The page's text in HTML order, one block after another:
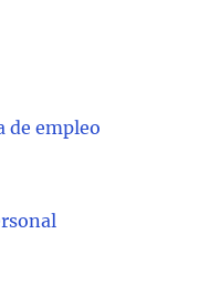
de empleo